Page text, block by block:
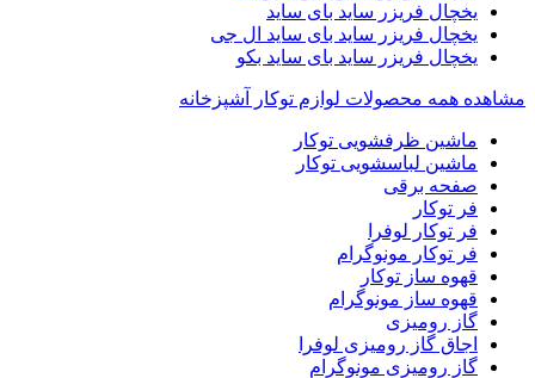
یخچال فریزر ساید بای ساید
یخچال فریزر ساید بای ساید ال جی
یخچال فریزر ساید بای ساید بکو
مشاهده همه محصولات لوازم توکار آشپزخانه
ماشین ظرفشویی توکار
ماشین لباسشویی توکار
صفحه برقی
فر توکار
فر توکار لوفرا
فر توکار مونوگرام
قهوه ساز توکار
قهوه ساز مونوگرام
گاز رومیزی
اجاق گاز رومیزی لوفرا
گاز رومیزی مونوگرام